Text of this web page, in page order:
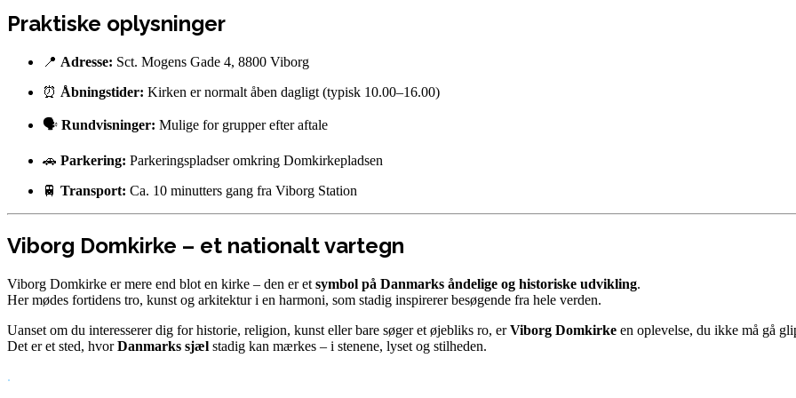
Praktiske oplysninger
📍 Adresse: Sct. Mogens Gade 4, 8800 Viborg
⏰ Åbningstider: Kirken er normalt åben dagligt (typisk 10.00–16.00)
🗣️ Rundvisninger: Mulige for grupper efter aftale
🚗 Parkering: Parkeringspladser omkring Domkirkepladsen
🚆 Transport: Ca. 10 minutters gang fra Viborg Station
Viborg Domkirke – et nationalt vartegn
Viborg Domkirke er mere end blot en kirke – den er et symbol på Danmarks åndelige og historiske udvikling.
Her mødes fortidens tro, kunst og arkitektur i en harmoni, som stadig inspirerer besøgende fra hele verden.
Uanset om du interesserer dig for historie, religion, kunst eller bare søger et øjebliks ro, erViborg Domkirke en oplevelse, du ikke må gå
Det er et sted, hvorDanmarks sjæl stadig kan mærkes – i stenene, lyset og stilheden.
.